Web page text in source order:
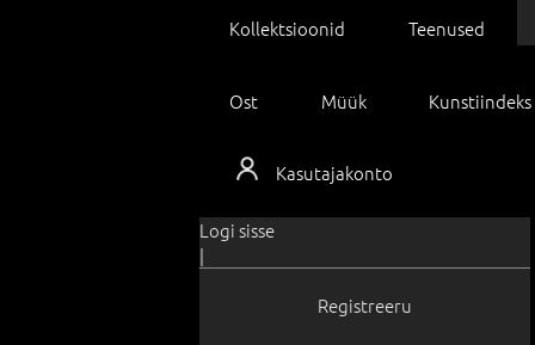
Kollektsioonid Teenused
Ost Müük Kunstiindeks
Kasutajakonto
Logi sisse
|
Registreeru